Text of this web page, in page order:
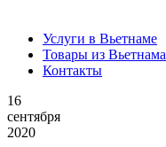
Услуги в Вьетнаме
Товары из Вьетнама
Контакты
16
сентября
2020